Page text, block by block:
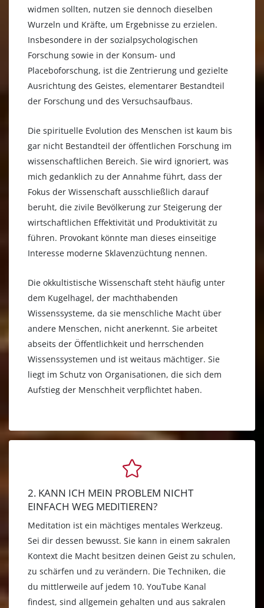
widmen sollten, nutzen sie dennoch dieselben
Wurzeln und Kräfte, um Ergebnisse zu erzielen.
Insbesondere in der sozialpsychologischen
Forschung sowie in der Konsum- und
Placeboforschung, ist die Zentrierung und gezielte
Ausrichtung des Geistes, elementarer Bestandteil
der Forschung und des Versuchsaufbaus.
Die spirituelle Evolution des Menschen ist kaum bis
gar nicht Bestandteil der öffentlichen Forschung im
wissenschaftlichen Bereich. Sie wird ignoriert, was
mich gedanklich zu der Annahme führt, dass der
Fokus der Wissenschaft ausschließlich darauf
beruht, die zivile Bevölkerung zur Steigerung der
wirtschaftlichen Effektivität und Produktivität zu
führen. Provokant könnte man dieses einseitige
Interesse moderne Sklavenzüchtung nennen.
Die okkultistische Wissenschaft steht häufig unter
dem Kugelhagel, der machthabenden
Wissenssysteme, da sie menschliche Macht über
andere Menschen, nicht anerkennt. Sie arbeitet
abseits der Öffentlichkeit und herrschenden
Wissenssystemen und ist weitaus mächtiger. Sie
liegt im Schutz von Organisationen, die sich dem
Aufstieg der Menschheit verpflichtet haben.
2. KANN ICH MEIN PROBLEM NICHT
EINFACH WEG MEDITIEREN?
Meditation ist ein mächtiges mentales Werkzeug.
Sei dir dessen bewusst. Sie kann in einem sakralen
Kontext die Macht besitzen deinen Geist zu schulen,
zu schärfen und zu verändern. Die Techniken, die
du mittlerweile auf jedem 10. YouTube Kanal
findest, sind allgemein gehalten und aus sakralen